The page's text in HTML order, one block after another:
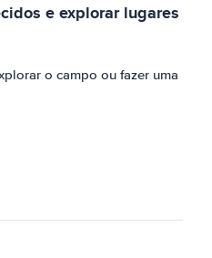
e explorar lugares
o campo ou fazer uma